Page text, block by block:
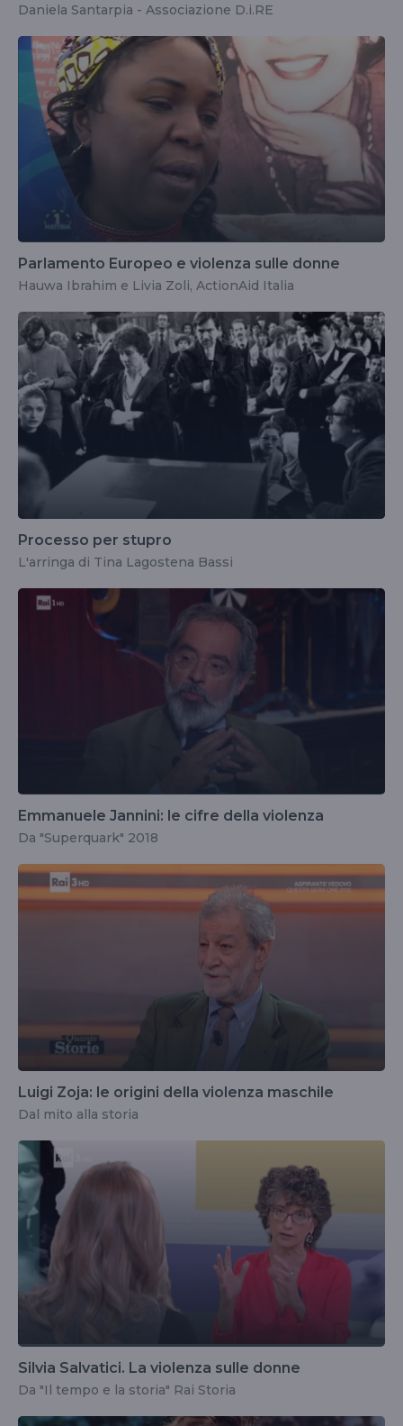
Daniela Santarpia - Associazione D.i.RE
Parlamento Europeo e violenza sulle donne
Hauwa Ibrahim e Livia Zoli, ActionAid Italia
Processo per stupro
L'arringa di Tina Lagostena Bassi
Emmanuele Jannini: le cifre della violenza
Da "Superquark" 2018
Luigi Zoja: le origini della violenza maschile
Dal mito alla storia
Silvia Salvatici. La violenza sulle donne
Da "Il tempo e la storia" Rai Storia